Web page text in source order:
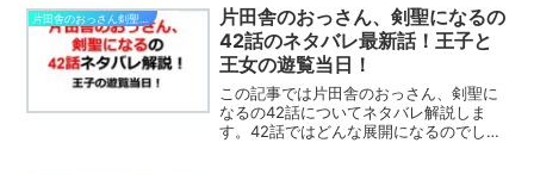
てベリルとの関係性について詳しく解説
します！
片田舎のおっさん、剣聖になるの
42話のネタバレ最新話！王子と
王女の遊覧当日！
この記事では片田舎のおっさん、剣聖に
なるの42話についてネタバレ解説しま
す。42話ではどんな展開になるのでしょ